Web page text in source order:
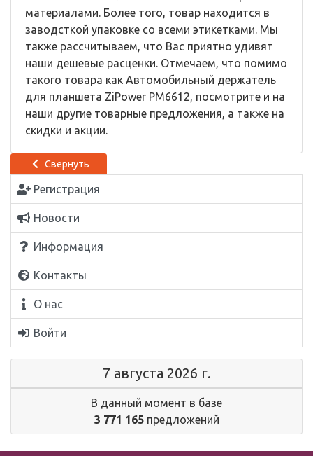
Свернуть
Регистрация
Новости
Информация
Контакты
О нас
Войти
7 августа 2026 г.
В данный момент в базе
3 771 165предложений
материалами. Более того, товар находится в
заводсткой упаковке со всеми этикетками. Мы
также рассчитываем, что Вас приятно удивят
наши дешевые расценки. Отмечаем, что помимо
такого товара как Автомобильный держатель
для планшета ZiPower PM6612, посмотрите и на
наши другие товарные предложения, а также на
скидки и акции.